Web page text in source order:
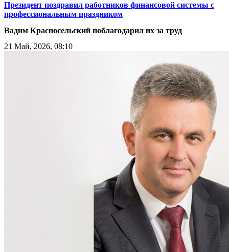
Президент поздравил работников финансовой системы с
профессиональным праздником
Вадим Красносельский поблагодарил их за труд
21 Май, 2026, 08:10